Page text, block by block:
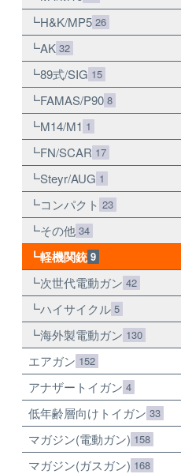
H&K/MP5 26
AK 32
89式/SIG 15
FAMAS/P90 8
M14/M1 1
FN/SCAR 17
Steyr/AUG 1
コンパクト 23
その他 34
軽機関銃 9
次世代電動ガン 42
ハイサイクル 5
海外製電動ガン 130
エアガン 152
アナザートイガン 4
低年齢層向けトイガン 33
マガジン(電動ガン) 158
マガジン(ガスガン) 168